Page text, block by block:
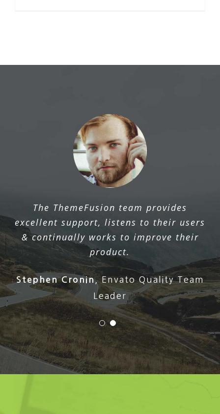
The ThemeFusion team provides
excellent support, listens to their users
& continually works to improve their
product.
Stephen Cronin,Envato Quality Team
Leader